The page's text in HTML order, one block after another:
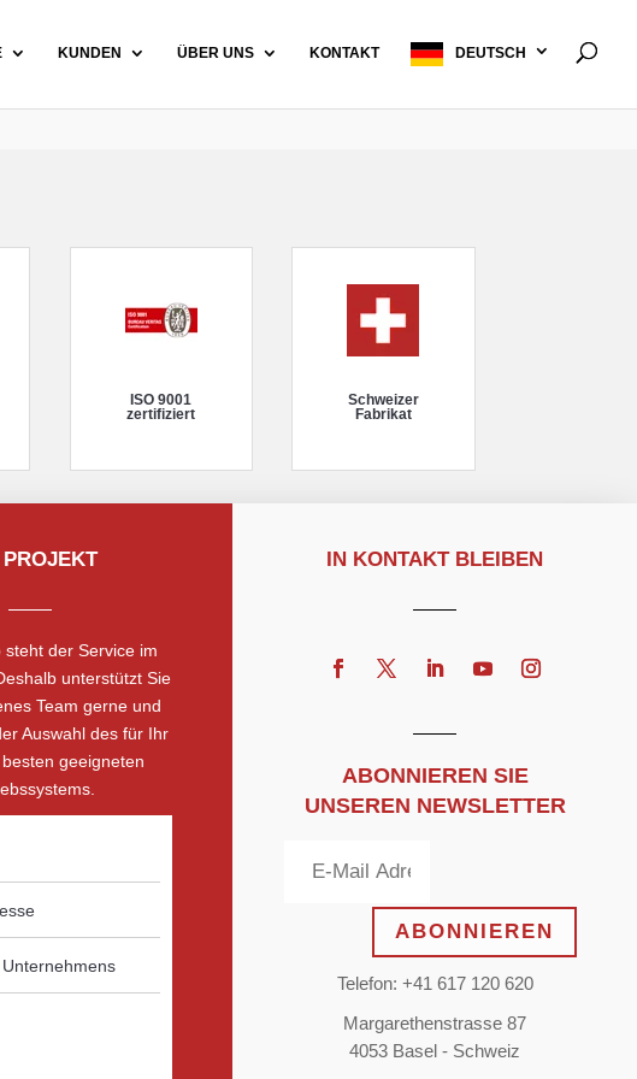
KUNDEN ÜBER UNS KONTAKT DEUTSCH
ISO 9001
zertifiziert
Schweizer
Fabrikat
steht der Service im
unterstützt Sie
Team gerne und
Auswahl des für Ihr
geeigneten
IN KONTAKT BLEIBEN
ABONNIEREN SIE
UNSEREN NEWSLETTER
ABONNIEREN
Telefon: +41 617 120 620
Margarethenstrasse 87
4053 Basel - Schweiz